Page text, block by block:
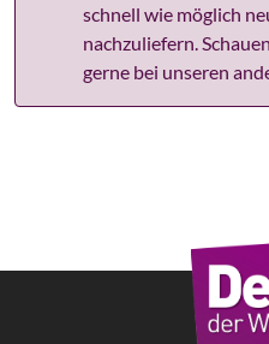
schnell wie möglich
nachzuliefern.
gerne bei unseren